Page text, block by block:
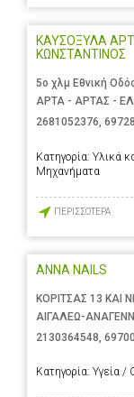
ΚΑΥΣΟΞΥΛΑ
ΚΩΝΣΤΑΝΤΙΝΟΣ
5ο χλμ Εθνική
ΑΡΤΑ - ΑΡΤΑΣ -
2681052376,
Κατηγορία: Υλικά
Μηχανήματα
ΠΕΡΙΣΣΟΤΕΡΑ
ANNA NAILS
ΚΟΡΙΤΣΑΣ 13 ΚΑΙ
ΑΙΓΑΛΕΩ-
2130364548
Κατηγορία: Υγεία /